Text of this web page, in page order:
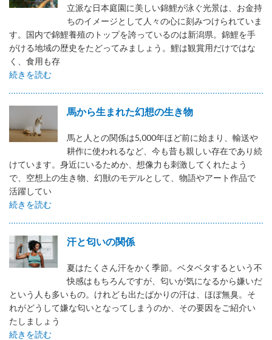
立派な日本庭園に美しい錦鯉が泳ぐ光景は、お金持
ちのイメージとして人々の心に刻みつけられていま
す。国内で錦鯉養殖のトップを誇っているのは新潟県。錦鯉を手
がける地域の歴史をたどってみましょう。鯉は観賞用だけではな
く、食用も存
続きを読む
馬から生まれた幻想の生き物
馬と人との関係は5,000年ほど前に始まり、輸送や
耕作に使われるなど、今も昔も親しい存在であり続
けています。身近にいるためか、想像力も刺激してくれたよう
で、空想上の生き物、幻獣のモデルとして、物語やアート作品で
活躍してい
続きを読む
汗と匂いの関係
夏はたくさん汗をかく季節。ベタベタするという不
快感はもちろんですが、匂いが気になるから嫌いだ
という人も多いもの。けれども出たばかりの汗は、ほぼ無臭。そ
れがどうして嫌な匂いとなってしまうのか、その要因をご紹介い
たしましょう
続きを読む